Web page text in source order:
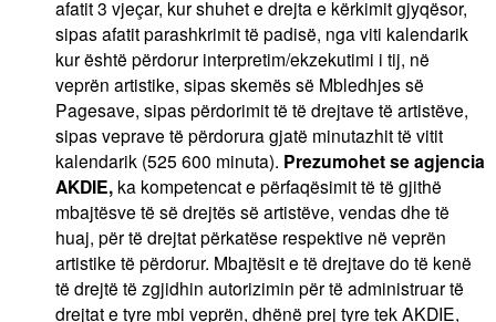
afatit 3 vjeçar, kur shuhet e drejta e kërkimit gjyqësor,
sipas afatit parashkrimit të padisë, nga viti kalendarik
kur është përdorur interpretim/ekzekutimi i tij, në
veprën artistike, sipas skemës së Mbledhjes së
Pagesave, sipas përdorimit të të drejtave të artistëve,
sipas veprave të përdorura gjatë minutazhit të vitit
kalendarik (525 600 minuta). Prezumohet se agjencia
AKDIE, ka kompetencat e përfaqësimit të të gjithë
mbajtësve të së drejtës së artistëve, vendas dhe të
huaj, për të drejtat përkatëse respektive në veprën
artistike të përdorur. Mbajtësit e të drejtave do të kenë
të drejtë të zgjidhin autorizimin për të administruar të
drejtat e tyre mbi veprën, dhënë prej tyre tek AKDIE,